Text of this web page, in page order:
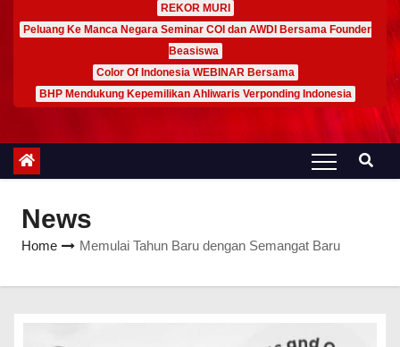
REKOR MURI
Peluang Ke Manca Negara Seminar COI dan AWDI Bersama Founder
Beasiswa
Color Of Indonesia WEBINAR Bersama
BHP Mendukung Kepemilikan Ahliwaris Verponding Indonesia
News
Home Memulai Tahun Baru dengan Semangat Baru